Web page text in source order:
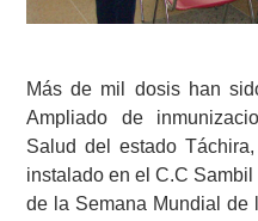
Más de mil dosis han
Ampliado de
Salud del estado
instalado en el C.C
de la Semana Mundial de